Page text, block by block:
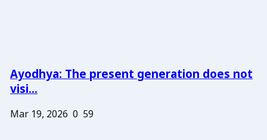
Ayodhya: The present generation does not
visi...
Mar 19, 2026 0 59